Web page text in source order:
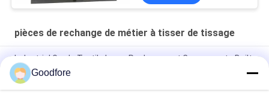
pièces de rechange de métier à tisser de tissage
Industrial Grade Textile Loom Replacement Components Built
to Withstand Harsh Operating Conditions and Ensure
Consistent
Goodfore